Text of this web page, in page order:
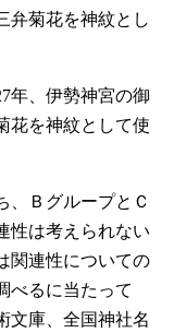
弁菊花を神紋とし
年、伊勢神宮の御
花を神紋として使
ＢグループとＣ
性は考えられない
関連性についての
べるに当たって
文庫、全国神社名